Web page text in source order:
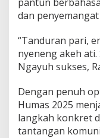
dan
“Tanduran pari,
nyeneng akeh
Ngayuh sukses,
Dengan penuh
Humas 2025
langkah konkret
tantangan